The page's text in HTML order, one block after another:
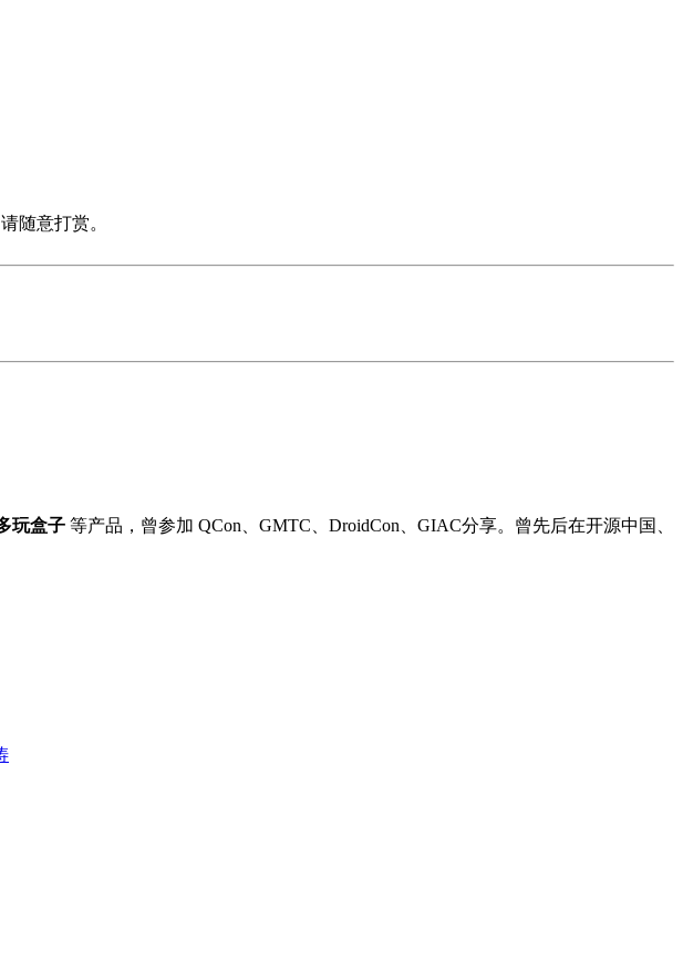
随意打赏。
玩盒子 等产品，曾参加 QCon、GMTC、DroidCon、GIAC分享。曾先后在开源中国、